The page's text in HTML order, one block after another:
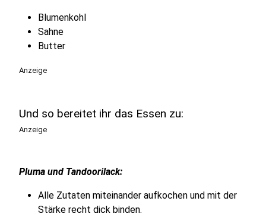
Blumenkohl
Sahne
Butter
Anzeige
Und so bereitet ihr das Essen zu:
Anzeige
Pluma und Tandoorilack:
Alle Zutaten miteinander aufkochen und mit der
Stärke recht dick binden.